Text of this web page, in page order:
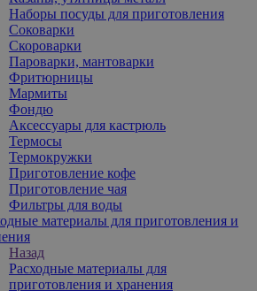
Наборы посуды для приготовления
Соковарки
Скороварки
Пароварки, мантоварки
Фритюрницы
Мармиты
Фондю
Аксессуары для кастрюль
Термосы
Термокружки
Приготовление кофе
Приготовление чая
Фильтры для воды
материалы для приготовления и
Назад
Расходные материалы для
приготовления и хранения